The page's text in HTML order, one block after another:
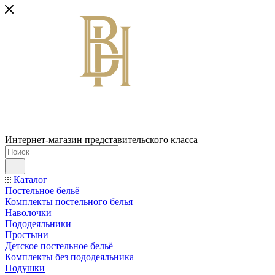
Интернет-магазин представительского класса
Каталог
Постельное бельё
Комплекты постельного белья
Наволочки
Пододеяльники
Простыни
Детское постельное бельё
Комплекты без пододеяльника
Подушки